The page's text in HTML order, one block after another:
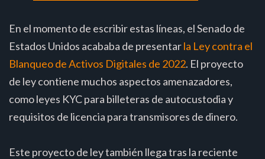
En el momento de escribir estas líneas, el Senado de
Estados Unidos acababa de presentarla Ley contra el
Blanqueo de Activos Digitales de 2022. El proyecto
de ley contiene muchos aspectos amenazadores,
como leyes KYC para billeteras de autocustodia y
requisitos de licencia para transmisores de dinero.
Este proyecto de ley también llega tras la reciente